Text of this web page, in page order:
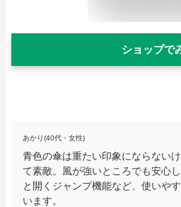
ショップで
あかり(40代・女性)
青色の傘は重たい印象にならない
て素敵。風が強いところでも安心
と開くジャンプ機能など、使いや
います。